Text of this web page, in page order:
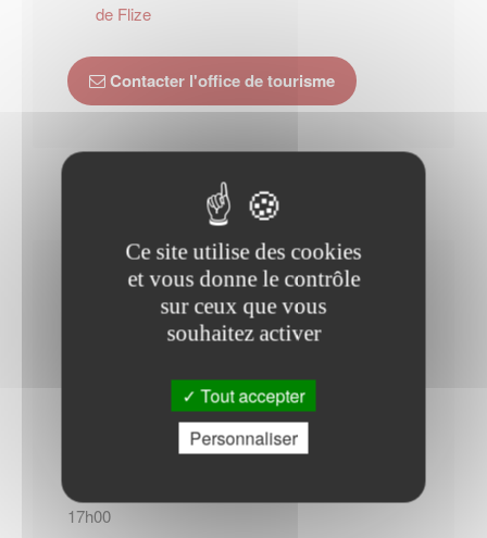
de Flize
Contacter l'office de tourisme
Horaires Mairie
Du Lundi au Mardi : - 09h00 à 12h00 - 14h00 à
Mercredi : - 09h00 à 12h00
17h00
Ce site utilise des cookies
et vous donne le contrôle
sur ceux que vous
souhaitez activer
Tout accepter
Personnaliser